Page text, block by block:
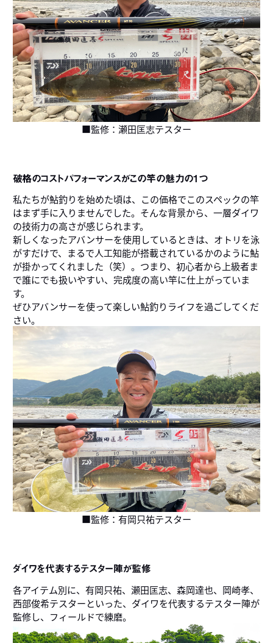
■監修：瀬田匡志テスター
■監修：有岡只祐テスター
破格のコストパフォーマンスがこの竿の魅力の1つ
私たちが鮎釣りを始めた頃は、この価格でこのスペックの竿
はまず手に入りませんでした。そんな背景から、一層ダイワ
の技術力の高さが感じられます。
新しくなったアバンサーを使用しているときは、オトリを泳
がすだけで、まるで人工知能が搭載されているかのように鮎
が掛かってくれました（笑）。つまり、初心者から上級者ま
で誰にでも扱いやすい、完成度の高い竿に仕上がっていま
す。
ぜひアバンサーを使って楽しい鮎釣りライフを過ごしてくだ
さい。
ダイワを代表するテスター陣が監修
各アイテム別に、有岡只祐、瀬田匡志、森岡達也、岡崎孝、
西部俊希テスターといった、ダイワを代表するテスター陣が
監修し、フィールドで練磨。